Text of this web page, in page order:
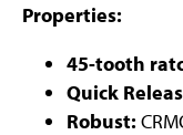
Properties:
45-tooth
Quick
Robust: